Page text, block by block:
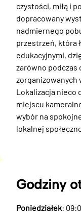
czystości, miłą i
dopracowany
nadmiernego
przestrzeń, która
edukacyjnymi,
zarówno podczas
zorganizowanych
Lokalizacja nieco
miejscu
wybór na
lokalnej
Godziny
Poniedziałek: